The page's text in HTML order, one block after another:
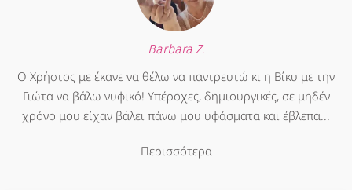
Barbara Z.
Ο Χρήστος με έκανε να θέλω να παντρευτώ κι η Βίκυ με την
Γιώτα να βάλω νυφικό! Υπέροχες, δημιουργικές, σε μηδέν
χρόνο μου είχαν βάλει πάνω μου υφάσματα και έβλεπα...
Περισσότερα